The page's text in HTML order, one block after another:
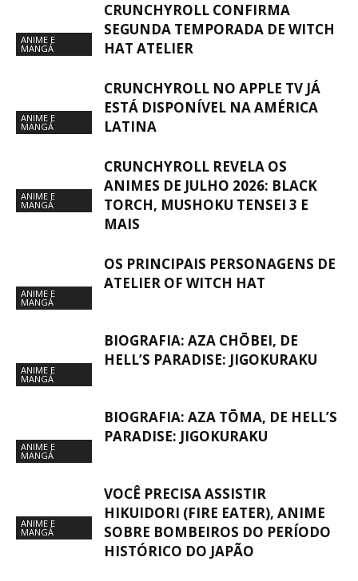
ANIME E
MANGÁ
CRUNCHYROLL CONFIRMA
SEGUNDA TEMPORADA DE WITCH
HAT ATELIER
ANIME E
MANGÁ
CRUNCHYROLL NO APPLE TV JÁ
ESTÁ DISPONÍVEL NA AMÉRICA
LATINA
ANIME E
MANGÁ
CRUNCHYROLL REVELA OS
ANIMES DE JULHO 2026: BLACK
TORCH, MUSHOKU TENSEI 3 E
MAIS
ANIME E
MANGÁ
OS PRINCIPAIS PERSONAGENS DE
ATELIER OF WITCH HAT
ANIME E
MANGÁ
BIOGRAFIA: AZA CHŌBEI, DE
HELL’S PARADISE: JIGOKURAKU
ANIME E
MANGÁ
BIOGRAFIA: AZA TŌMA, DE HELL’S
PARADISE: JIGOKURAKU
ANIME E
MANGÁ
VOCÊ PRECISA ASSISTIR
HIKUIDORI (FIRE EATER), ANIME
SOBRE BOMBEIROS DO PERÍODO
HISTÓRICO DO JAPÃO